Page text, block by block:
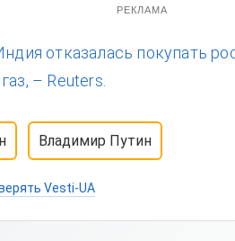
РЕКЛАМА
отказалась покупать
– Reuters.
Владимир Путин
Vesti-UA